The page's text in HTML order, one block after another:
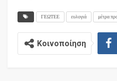
ΓΕΩΤΕΕ ευλογιά μέτρα
Κοινοποίηση